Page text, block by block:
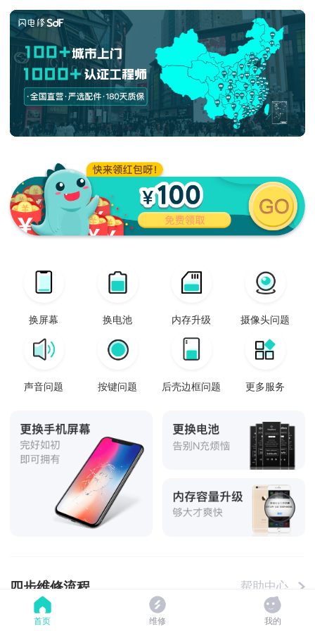
换屏幕 换电池 内存升级 摄像头问题
声音问题 按键问题 后壳边框问题 更多服务
四步维修流程 帮助中心
首页 维修 我的